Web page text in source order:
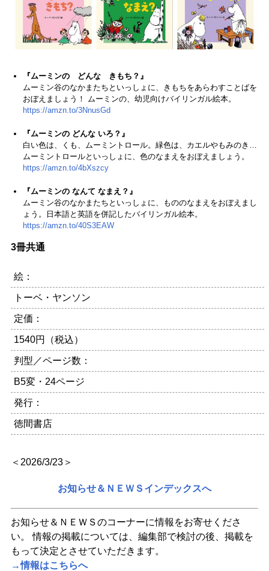
『ムーミンの どんな きもち？』
ムーミン谷のなかまたちといっしょに、きもちをあらわすことばを
おぼえましょう！ ムーミンの、幼児向けバイリンガル絵本。
https://amzn.to/3NnusGd
『ムーミンの どんな いろ？』
白い色は、くも、ムーミントロール。緑色は、カエルやもみのき…
ムーミントロールといっしょに、色のなまえをおぼえましょう。
https://amzn.to/4bXszcy
『ムーミンの なんて なまえ？』
ムーミン谷のなかまたちといっしょに、もののなまえをおぼえまし
ょう。日本語と英語を併記したバイリンガル絵本。
https://amzn.to/40S3EAW
3冊共通
絵：
トーベ・ヤンソン
定価：
1540円（税込）
判型／ページ数：
B5変・24ページ
発行：
徳間書店
＜2026/3/23＞
お知らせ＆ＮＥＷＳインデックスへ
お知らせ＆ＮＥＷＳのコーナーに情報をお寄せくださ
い。 情報の掲載については、編集部で検討の後、掲載を
もって決定とさせていただきます。
→情報はこちらへ